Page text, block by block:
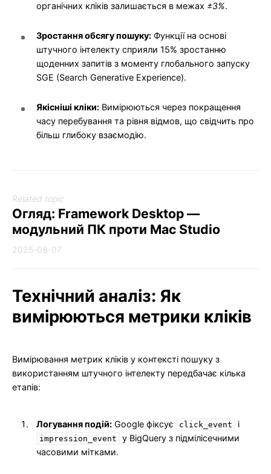
органічних кліків залишається в межах ±3%.
Зростання обсягу пошуку: Функції на основі
штучного інтелекту сприяли 15% зростанню
щоденних запитів з моменту глобального запуску
SGE (Search Generative Experience).
Якісніші кліки: Вимірюються через покращення
часу перебування та рівня відмов, що свідчить про
більш глибоку взаємодію.
Related topic
Огляд: Framework Desktop —
модульний ПК проти Mac Studio
2025-08-07
Технічний аналіз: Як
вимірюються метрики кліків
Вимірювання метрик кліків у контексті пошуку з
використанням штучного інтелекту передбачає кілька
етапів:
Логування подій: Google фіксує click_event і
impression_event
у BigQuery з підмілісечними
часовими мітками.